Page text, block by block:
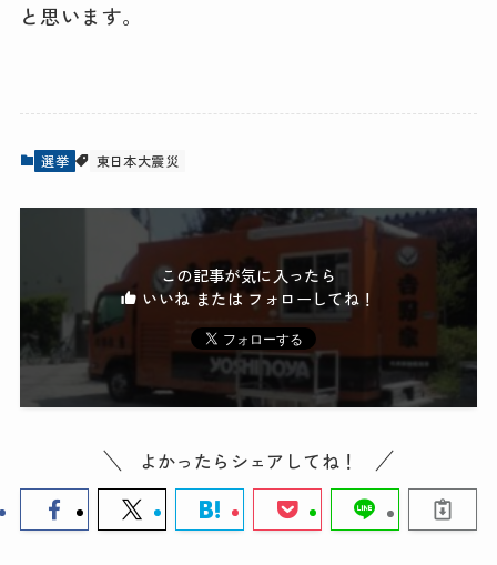
と思います。
選挙 東日本大震災
この記事が気に入ったら
いいね または フォローしてね！
よかったらシェアしてね！